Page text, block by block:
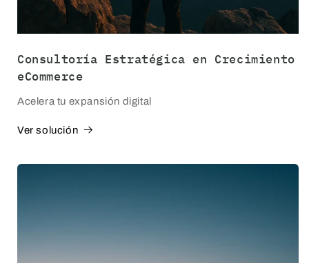
Consultoría Estratégica en Crecimiento
eCommerce
Acelera tu expansión digital
Ver solución